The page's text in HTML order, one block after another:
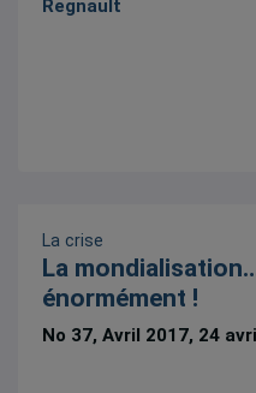
Regnault
La crise
La
énormément !
No 37, Avril 2017, 24